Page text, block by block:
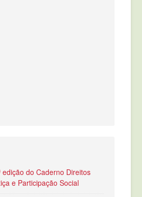
edição do Caderno Direitos
e Participação Social